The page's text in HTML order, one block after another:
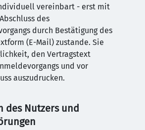
vereinbart - erst mit
des
durch Bestätigung des
(E-Mail) zustande. Sie
den Vertragstext
und vor
auszudrucken.
des Nutzers und